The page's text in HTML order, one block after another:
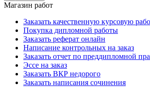
Магазин работ
Заказать качественную курсовую
Покупка дипломной работы
Заказать реферат онлайн
Написание контрольных на заказ
Заказать отчет по преддипломной
Эссе на заказ
Заказать ВКР недорого
Заказать написания сочинения